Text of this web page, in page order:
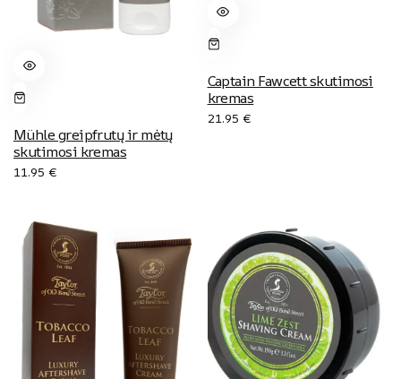
Mühle greipfrutų ir mėtų
skutimosi kremas
11.95 €
Captain Fawcett skutimosi
kremas
21.95 €